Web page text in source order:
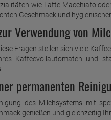
wie Latte Macchiato
Geschmack und
Verwendung von
Fragen stellen sich viele
Kaffeevollautomaten und
permanenten
des Milchsystems mit
genießen und gleichzeitig